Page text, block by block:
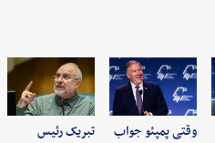
وقتی پمپئو جواب
تبریک رئیس